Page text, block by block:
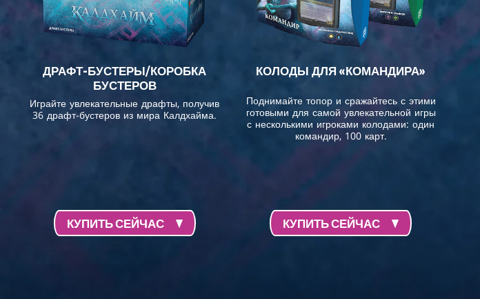
ДРАФТ-БУСТЕРЫ/КОРОБКА
БУСТЕРОВ
Играйте увлекательные драфты, получив
36 драфт-бустеров из мира Калдхайма.
КУПИТЬ СЕЙЧАС
КОЛОДЫ ДЛЯ «КОМАНДИРА»
Поднимайте топор и сражайтесь с этими
готовыми для самой увлекательной игры
с несколькими игроками колодами: один
командир, 100 карт.
КУПИТЬ СЕЙЧАС